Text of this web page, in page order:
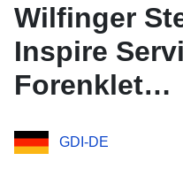
Wilfinger
Inspire
Forenklet
(XPlanGML
GDI-DE